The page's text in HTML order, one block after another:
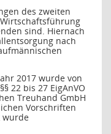
des zweiten
sind. Hiernach
nach
2017 wurde von
22 bis 27 EigAnVO
Treuhand GmbH
Vorschriften
wurde